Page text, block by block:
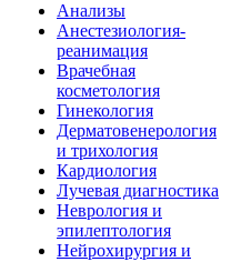
Анализы
Анестезиология-
реанимация
Врачебная
косметология
Гинекология
Дерматовенерология
и трихология
Кардиология
Лучевая диагностика
Неврология и
эпилептология
Нейрохирургия и